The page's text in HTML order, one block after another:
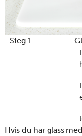
Steg 1
Hvis du har glass